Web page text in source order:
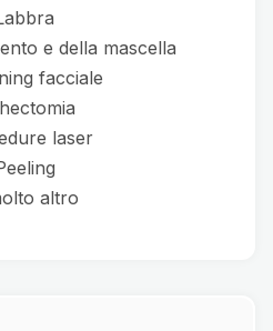
e della mascella
facciale
laser
altro